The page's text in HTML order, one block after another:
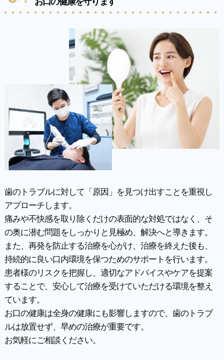
歯のトラブルに対して「原因」を見つけ出すことを重視し
アプローチします。
痛みや不快感を取り除くだけの表面的な対処ではなく、そ
の奥に潜む問題をしっかりと見極め、解決へと導きます。
また、再発を防止する治療を心がけ、治療を終えた後も、
持続的に良い口内環境を保つためのサポートを行います。
患者様のリスクを把握し、適切なアドバイスやケアを提案
することで、安心して治療を受けていただける環境を整え
ています。
お口の健康は全身の健康にも影響しますので、歯のトラブ
ルは放置せず、早めの治療が重要です。
お気軽にご相談ください。